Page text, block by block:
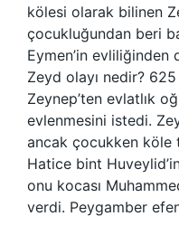
kölesi olarak bilinen
çocukluğundan beri
Eymen’in evliliğinden
Zeyd olayı nedir?
Zeynep’ten evlatlık
evlenmesini istedi.
ancak çocukken köle
Hatice bint
onu kocası
verdi. Peygamber